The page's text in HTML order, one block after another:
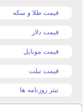
قیمت طلا و سکه
قیمت دلار
قیمت موبایل
قیمت تبلت
تیتر روزنامه ها